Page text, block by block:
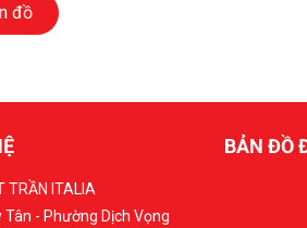
đồ
TRẦN ITALIA
Tân - Phường Dịch Vọng
BẢN ĐỒ